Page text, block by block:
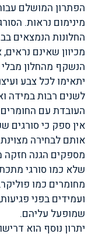
הפתרון המושלם
מינימום נראות.
החלונות הנמצאים
מכיוון שאינם
הנשקף מהחלון
יתאימו לכל צבע
לשנים רבות במידה
העובדת עם החומרים
אין ספק כי סורגים
אותם לבחירה
מספקים הגנה חזקה
שלא כמו סורגי
מחומרים כמו
ועמידים בפני
שמופעל עליהם.
יתרון נוסף הוא